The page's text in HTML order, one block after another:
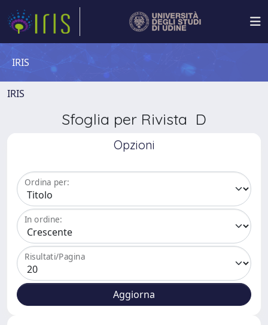
IRIS
IRIS
Sfoglia per Rivista D
Opzioni
Ordina per:
In ordine:
Risultati/Pagina